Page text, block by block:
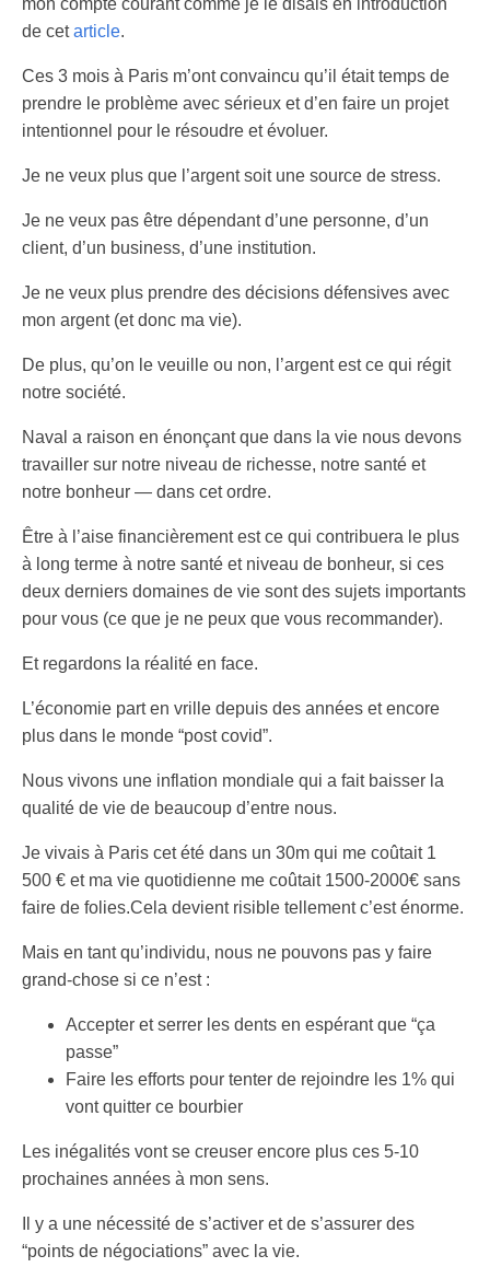
de cetarticle.
Ces 3 mois à Paris m’ont convaincu qu’il était temps de
prendre le problème avec sérieux et d’en faire un projet
intentionnel pour le résoudre et évoluer.
Je ne veux plus que l’argent soit une source de stress.
Je ne veux pas être dépendant d’une personne, d’un
client, d’un business, d’une institution.
Je ne veux plus prendre des décisions défensives avec
mon argent (et donc ma vie).
De plus, qu’on le veuille ou non, l’argent est ce qui régit
notre société.
Naval a raison en énonçant que dans la vie nous devons
travailler sur notre niveau de richesse, notre santé et
notre bonheur — dans cet ordre.
Être à l’aise financièrement est ce qui contribuera le plus
à long terme à notre santé et niveau de bonheur, si ces
deux derniers domaines de vie sont des sujets importants
pour vous (ce que je ne peux que vous recommander).
Et regardons la réalité en face.
L’économie part en vrille depuis des années et encore
plus dans le monde “post covid”.
Nous vivons une inflation mondiale qui a fait baisser la
qualité de vie de beaucoup d’entre nous.
Je vivais à Paris cet été dans un 30m qui me coûtait 1
500 € et ma vie quotidienne me coûtait 1500-2000€ sans
faire de folies.Cela devient risible tellement c’est énorme.
Mais en tant qu’individu, nous ne pouvons pas y faire
grand-chose si ce n’est :
Accepter et serrer les dents en espérant que “ça
passe”
Faire les efforts pour tenter de rejoindre les 1% qui
vont quitter ce bourbier
Les inégalités vont se creuser encore plus ces 5-10
prochaines années à mon sens.
Il y a une nécessité de s’activer et de s’assurer des
“points de négociations” avec la vie.